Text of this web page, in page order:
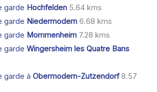
garde Hochfelden5.64 kms
garde Niedermodern6.68 kms
garde Mommenheim7.28 kms
garde Wingersheim les Quatre Bans
garde à Obermodern-Zutzendorf8.57